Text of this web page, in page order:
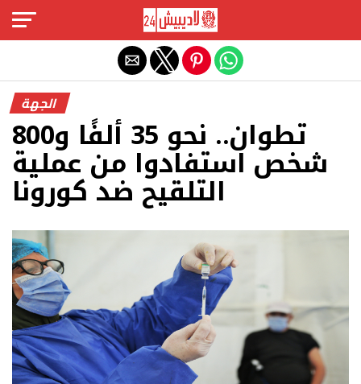
الجهة
تطوان.. نحو 35 ألفًا و800
شخص استفادوا من عملية
التلقيح ضد كورونا
Exit mobile version